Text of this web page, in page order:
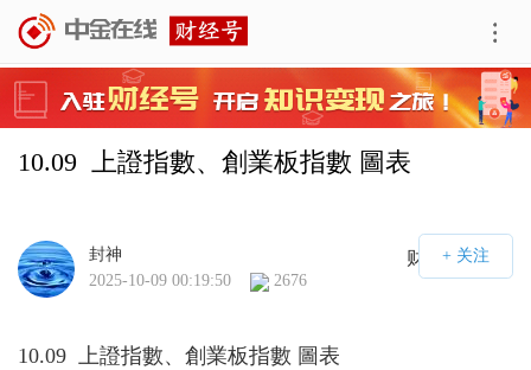
10.09  上證指數、創業板指數 圖表
财经号APP
封神
2025-10-09 00:19:50
2676
10.09 上證指數、創業板指數 圖表